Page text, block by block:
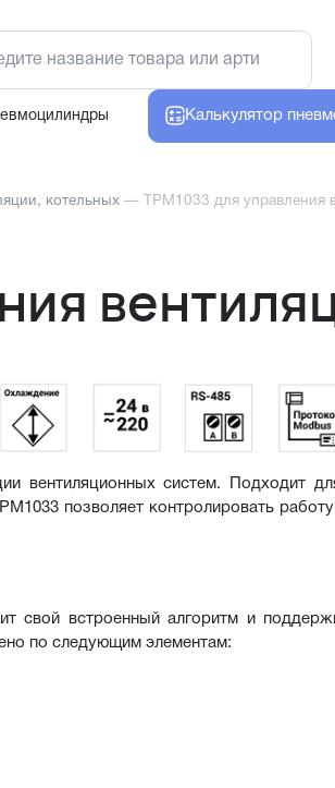
Калькулятор
котельных — ТРМ1033 для управления
вентиляционных систем. Подходит
позволяет контролировать
свой встроенный алгоритм и
по следующим элементам: